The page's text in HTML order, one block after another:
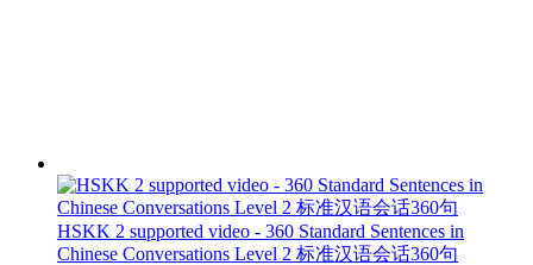
HSKK 2 supported video - 360 Standard Sentences in
Chinese Conversations Level 2 标准汉语会话360句